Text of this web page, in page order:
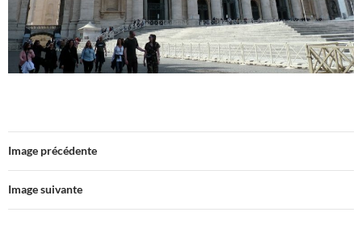
Image précédente
Image suivante